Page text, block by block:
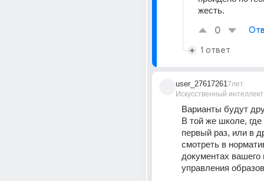
жесть.
0
1 ответ
user_27617261
Искусственный интеллект
7лет
Варианты будут
В той же школе,
первый раз, или в
смотреть в
документах вашего
управления